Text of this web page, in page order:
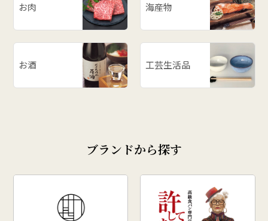
お肉 海産物
お酒 工芸生活品
ブランドから探す